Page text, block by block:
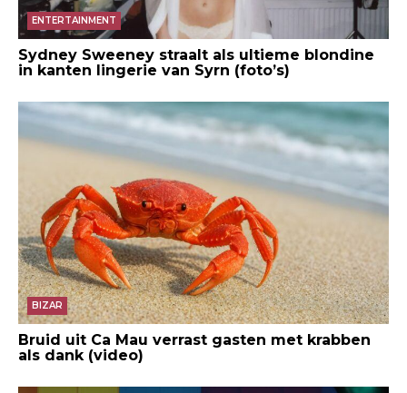
ENTERTAINMENT
Sydney Sweeney straalt als ultieme blondine
in kanten lingerie van Syrn (foto’s)
BIZAR
Bruid uit Ca Mau verrast gasten met krabben
als dank (video)